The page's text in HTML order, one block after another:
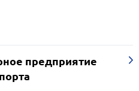
предприятие